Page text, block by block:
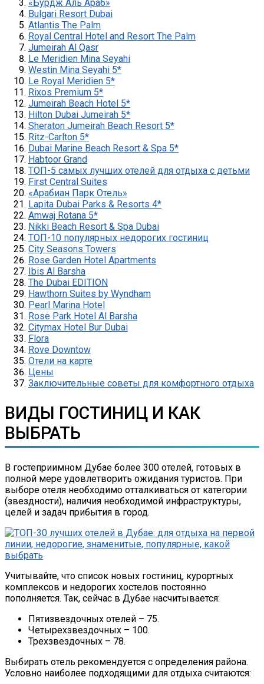
«Бурдж Аль Араб»
Bulgari Resort Dubai
Atlantis The Palm
Royal Central Hotel and Resort The Palm
Jumeirah Al Qasr
Le Meridien Mina Seyahi
Westin Mina Seyahi 5*
Le Royal Meridien 5*
Rixos Premium 5*
Jumeirah Beach Hotel 5*
Hilton Dubai Jumeirah 5*
Sheraton Jumeirah Beach Resort 5*
Ritz-Carlton 5*
Dubai Marine Beach Resort & Spa 5*
Habtoor Grand
ТОП-5 самых лучших отелей для отдыха с детьми
First Central Suites
«Арабиан Парк Отель»
Lapita Dubai Parks & Resorts 4*
Amwaj Rotana 5*
Nikki Beach Resort & Spa Dubai
ТОП-10 популярных недорогих гостиниц
City Seasons Towers
Rose Garden Hotel Apartments
Ibis Al Barsha
The Dubai EDITION
Hawthorn Suites by Wyndham
Pearl Marina Hotel
Rose Park Hotel Al Barsha
Citymax Hotel Bur Dubai
Flora
Rove Downtow
Отели на карте
Цены
Заключительные советы для комфортного отдыха
ВИДЫ ГОСТИНИЦ И КАК
ВЫБРАТЬ
В гостеприимном Дубае более 300 отелей, готовых в
полной мере удовлетворить ожидания туристов. При
выборе отеля необходимо отталкиваться от категории
(звездности), наличия необходимой инфраструктуры,
целей и задач прибытия в город.
Учитывайте, что список новых гостиниц, курортных
комплексов и недорогих хостелов постоянно
пополняется. Так, сейчас в Дубае насчитывается:
Пятизвездочных отелей – 75.
Четырехзвездочных – 100.
Трехзвездочных – 78.
Выбирать отель рекомендуется с определения района.
Условно наиболее подходящими для отдыха считаются: